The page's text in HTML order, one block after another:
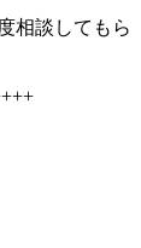
相談してもら